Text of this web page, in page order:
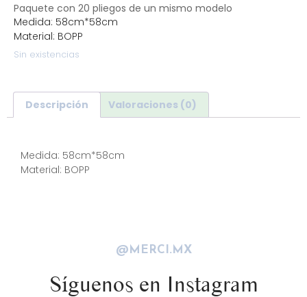
Paquete con 20 pliegos de un mismo modelo
Medida: 58cm*58cm
Material: BOPP
Sin existencias
Descripción Valoraciones (0)
Medida: 58cm*58cm
Material: BOPP
@MERCI.MX
Síguenos en Instagram